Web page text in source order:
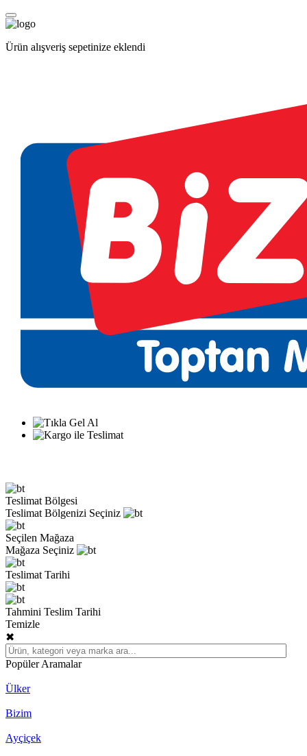
Ürün alışveriş sepetinize eklendi
Teslimat Bölgesi
Teslimat Bölgenizi Seçiniz
Seçilen Mağaza
Mağaza Seçiniz
Teslimat Tarihi
Tahmini Teslim Tarihi
Temizle
✖
Popüler Aramalar
Ülker
Bizim
Ayçiçek